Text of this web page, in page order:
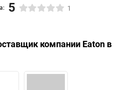
5 1
компании Eaton в